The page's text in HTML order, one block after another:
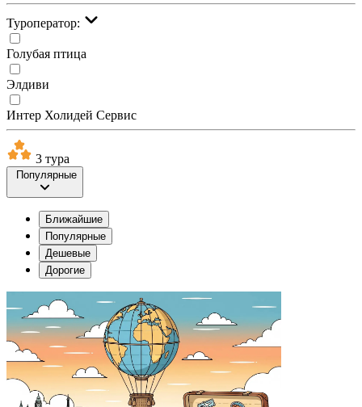
Туроператор:
Голубая птица
Элдиви
Интер Холидей Сервис
3 тура
Популярные
Ближайшие
Популярные
Дешевые
Дорогие